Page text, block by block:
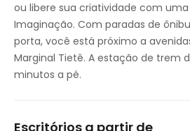
ou libere sua criatividade com
Imaginação. Com paradas de
porta, você está próximo a
Marginal Tietê. A estação de trem
minutos a pé.
Escritórios a partir de